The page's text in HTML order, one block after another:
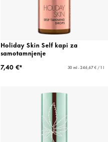
Holiday Skin Self kapi za
samotamnjenje
7,40 €*
30 ml - 246,67 € / 1 l